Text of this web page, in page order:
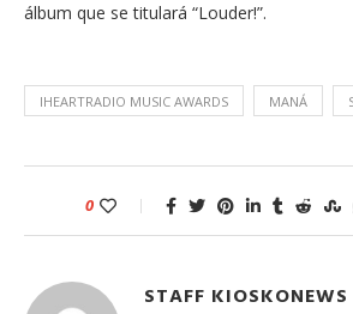
álbum que se titulará “Louder!”.
IHEARTRADIO MUSIC AWARDS MANÁ
0
STAFF KIOSKONEWS